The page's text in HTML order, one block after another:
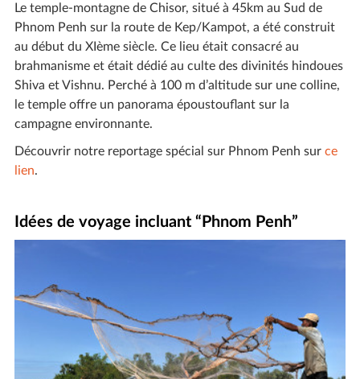
Le temple-montagne de Chisor, situé à 45km au Sud de
Phnom Penh sur la route de Kep/Kampot, a été construit
au début du XIème siècle. Ce lieu était consacré au
brahmanisme et était dédié au culte des divinités hindoues
Shiva et Vishnu. Perché à 100 m d’altitude sur une colline,
le temple offre un panorama époustouflant sur la
campagne environnante.
Découvrir notre reportage spécial sur Phnom Penh sur ce
lien.
Idées de voyage incluant “Phnom Penh”